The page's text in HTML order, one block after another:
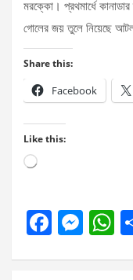
মরক্কো। প্রথমার্ধে
গোলের জয় তুলে নিয়েছে
Share this:
Facebook
Like this:
Loading…
F
M